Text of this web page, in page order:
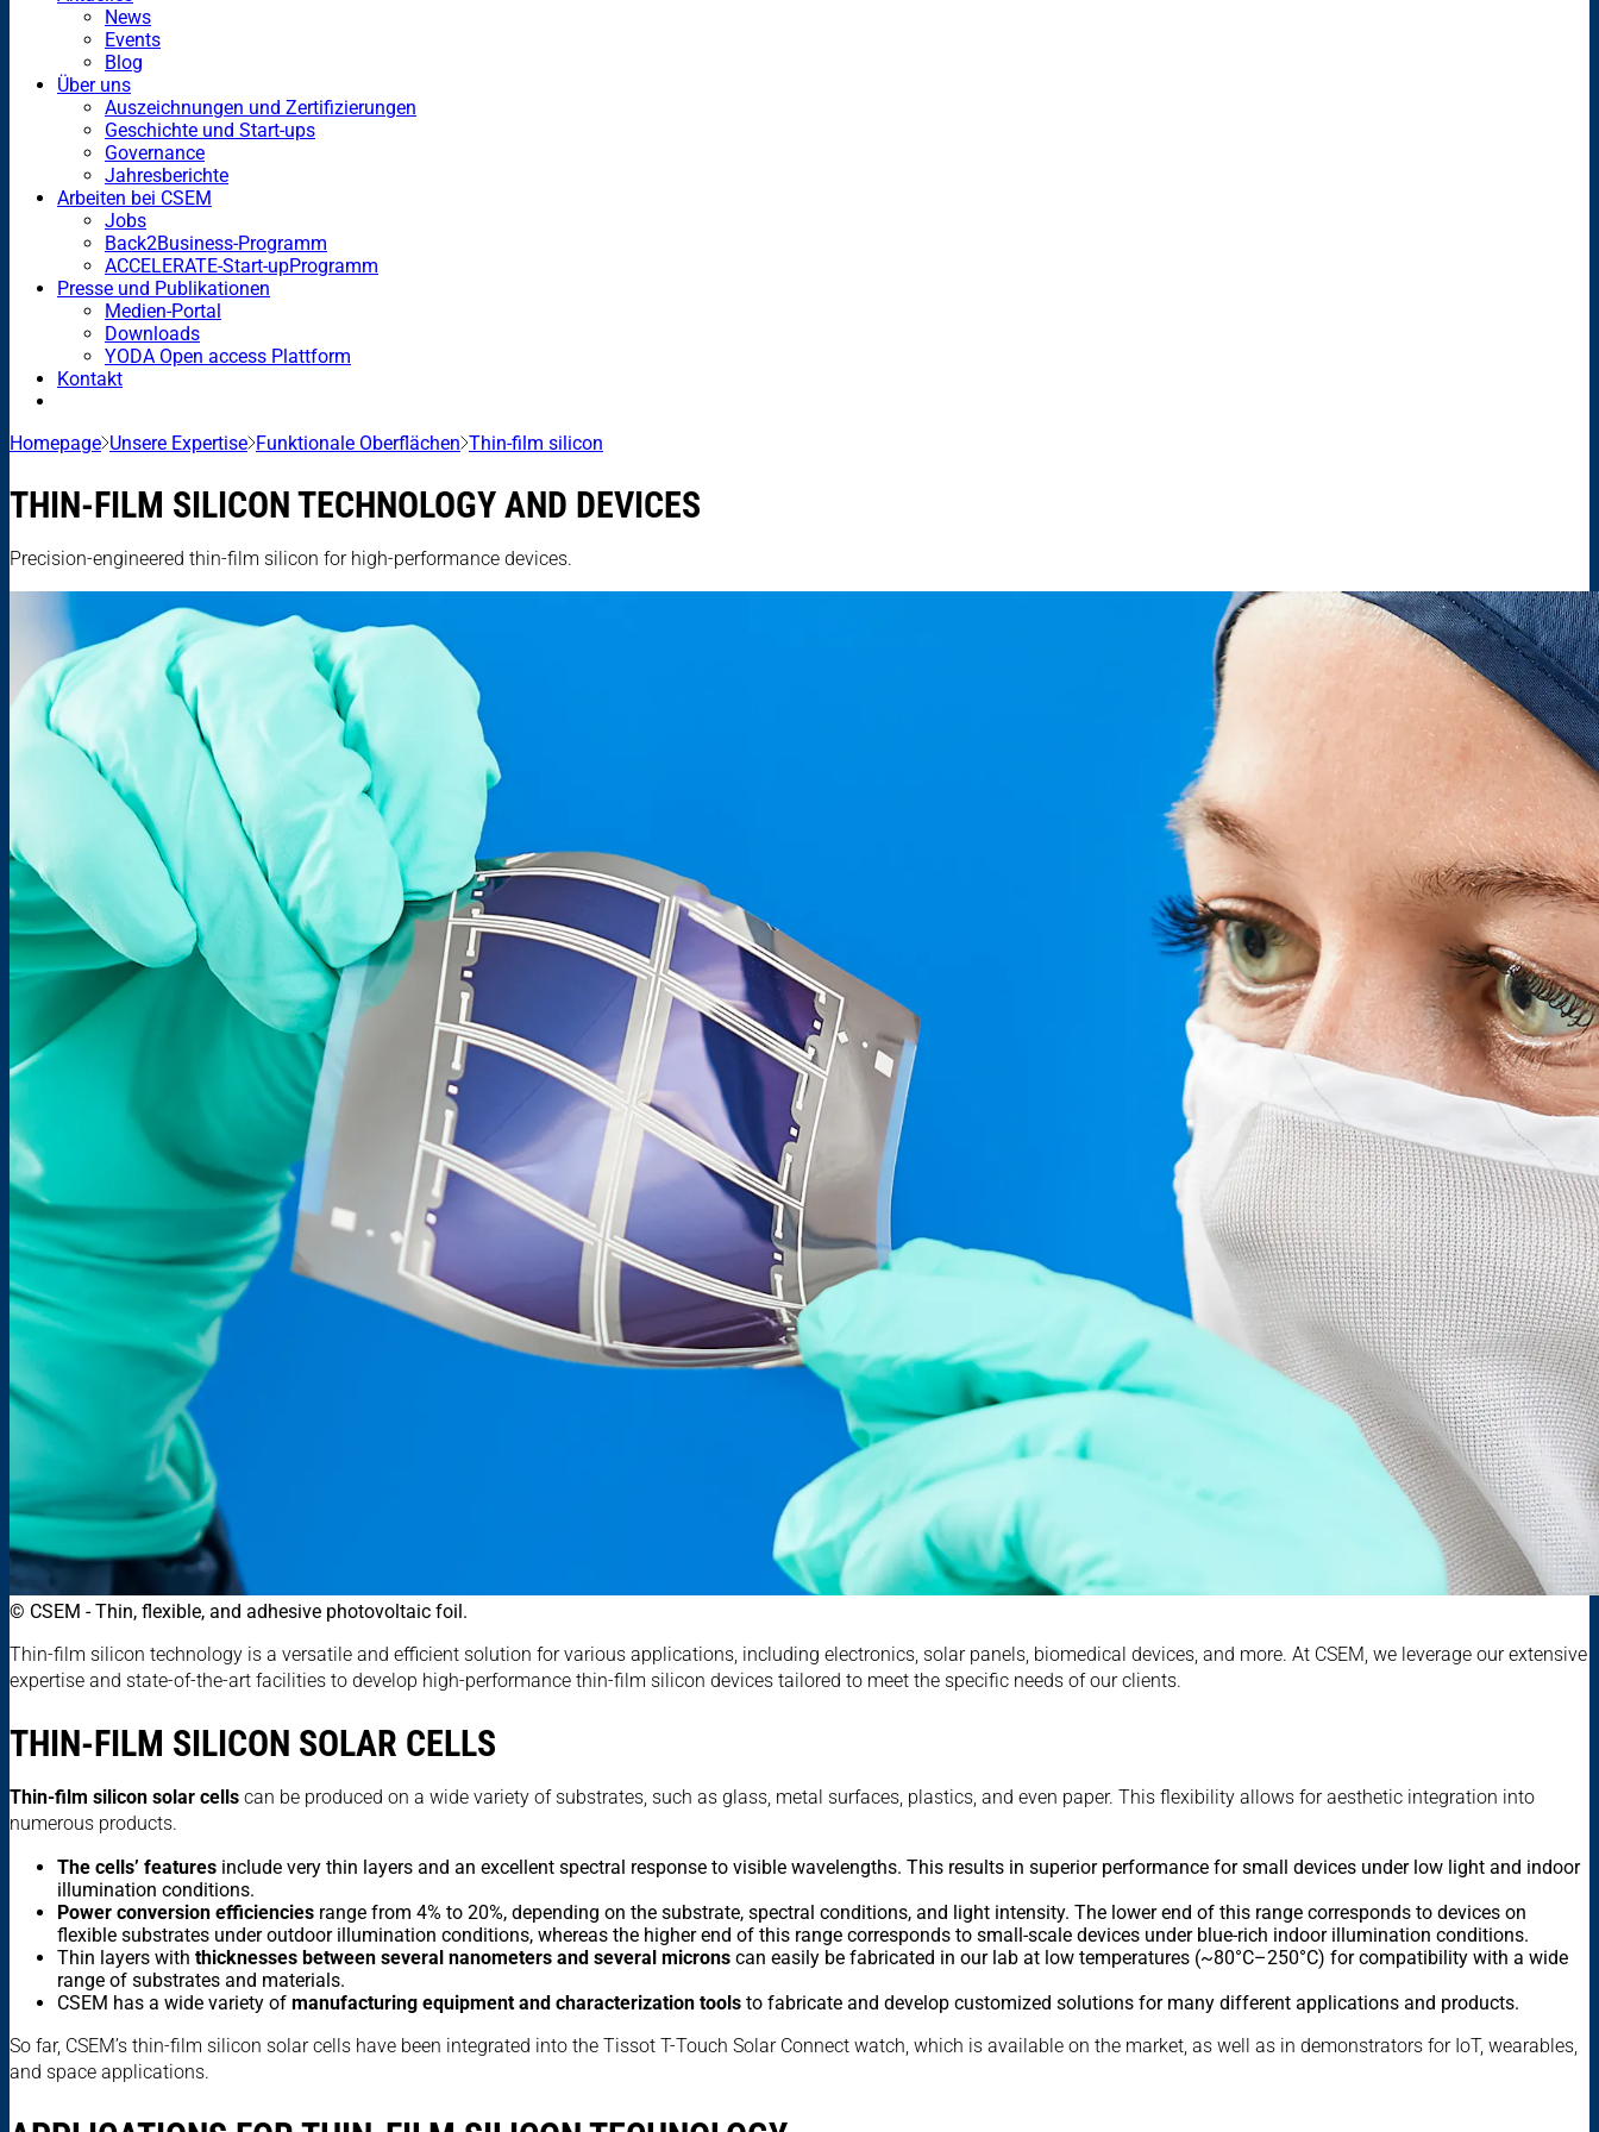
News
Events
Blog
Über uns
Auszeichnungen und Zertifizierungen
Geschichte und Start-ups
Governance
Jahresberichte
Arbeiten bei CSEM
Jobs
Back2Business-Programm
ACCELERATE-Start-upProgramm
Presse und Publikationen
Medien-Portal
Downloads
YODA Open access Plattform
Kontakt
Homepage Unsere Expertise Funktionale Oberflächen Thin-film silicon
THIN-FILM SILICON TECHNOLOGY AND DEVICES
Precision-engineered thin-film silicon for high-performance devices.
© CSEM - Thin, flexible, and adhesive photovoltaic foil.
Thin-film silicon technology is a versatile and efficient solution for various applications, including electronics, solar panels, biomedical devices, and more. At CSEM, we leverage our extensive
expertise and state-of-the-art facilities to develop high-performance thin-film silicon devices tailored to meet the specific needs of our clients.
THIN-FILM SILICON SOLAR CELLS
Thin-film silicon solar cells can be produced on a wide variety of substrates, such as glass, metal surfaces, plastics, and even paper. This flexibility allows for aesthetic integration into
numerous products.
The cells’ features include very thin layers and an excellent spectral response to visible wavelengths. This results in superior performance for small devices under low light and indoor
illumination conditions.
Power conversion efficiencies range from 4% to 20%, depending on the substrate, spectral conditions, and light intensity. The lower end of this range corresponds to devices on
flexible substrates under outdoor illumination conditions, whereas the higher end of this range corresponds to small-scale devices under blue-rich indoor illumination conditions.
Thin layers with thicknesses between several nanometers and several microns can easily be fabricated in our lab at low temperatures (~80°C–250°C) for compatibility with a wide
range of substrates and materials.
CSEM has a wide variety of manufacturing equipment and characterization tools to fabricate and develop customized solutions for many different applications and products.
So far, CSEM’s thin-film silicon solar cells have been integrated into the Tissot T-Touch Solar Connect watch, which is available on the market, as well as in demonstrators for IoT, wearables,
and space applications.